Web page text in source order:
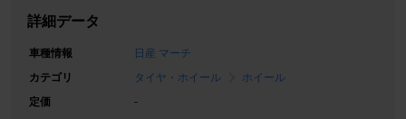
詳細データ
車種情報
日産 マーチ
カテゴリ
タイヤ・ホイール
ホイール
定価
-